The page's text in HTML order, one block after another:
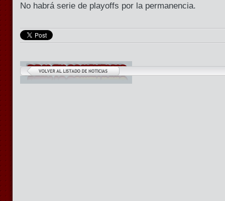
No habrá serie de playoffs por la permanencia.